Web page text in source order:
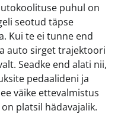
puhul on
seotud täpse
Kui te ei tunne end
auto sirget trajektoori
Seadke end alati nii,
pedaalideni ja
väike ettevalmistus
platsil hädavajalik.